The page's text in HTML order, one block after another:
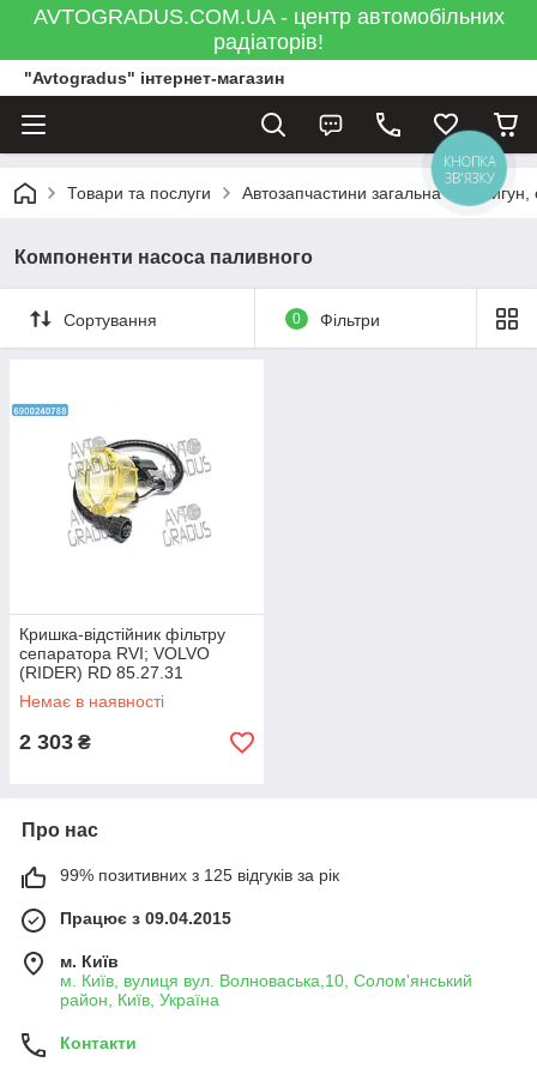
AVTOGRADUS.COM.UA - центр автомобільних
радіаторів!
"Avtogradus" інтернет-магазин
Товари та послуги Автозапчастини загальна
Компоненти насоса паливного
Сортування 0 Фільтри
Кришка-відстійник фільтру
сепаратора RVI; VOLVO
(RIDER) RD 85.27.31
Немає в наявності
2 303 ₴
Про нас
99% позитивних з 125 відгуків за рік
Працює з 09.04.2015
м. Київ
м. Київ, вулиця вул. Волноваська,10, Солом'янський
район, Київ, Україна
Контакти
КНОПКА
ЗВ'ЯЗКУ